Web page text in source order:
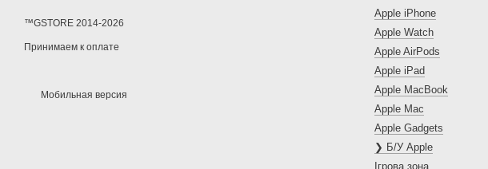
™GSTORE 2014-2026
Принимаем к оплате
Мобильная версия
Apple iPhone
Apple Watch
Apple AirPods
Apple iPad
Apple MacBook
Apple Mac
Apple Gadgets
❯ Б/У Apple
Ігрова зона